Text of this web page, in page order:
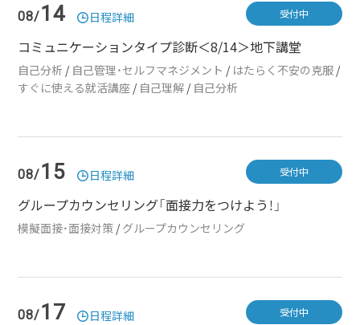
08/14 日程詳細
コミュニケーションタイプ診断＜8/14＞地下講堂
自己分析 / 自己管理・セルフマネジメント / はたらく不安の克服 /
すぐに使える就活講座 / 自己理解 / 自己分析
受付中
08/15 日程詳細
グループカウンセリング「面接力をつけよう！」
模擬面接・面接対策 /グループカウンセリング
受付中
08/17 日程詳細 受付中